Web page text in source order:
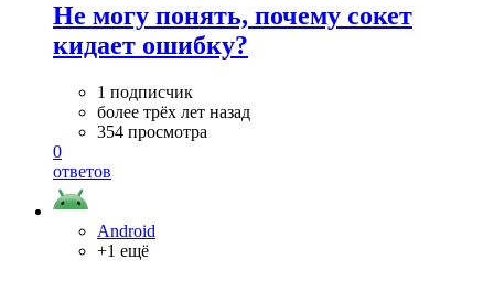
Не могу понять, почему сокет
кидает ошибку?
1 подписчик
более трёх лет назад
354 просмотра
0
ответов
Android
+1 ещё